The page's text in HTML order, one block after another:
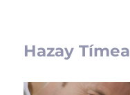
Hazay Tímea